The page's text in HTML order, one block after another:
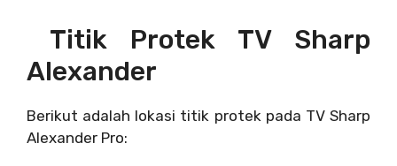
Titik Protek TV Sharp
Alexander
Berikut adalah lokasi titik protek pada TV Sharp
Alexander Pro: